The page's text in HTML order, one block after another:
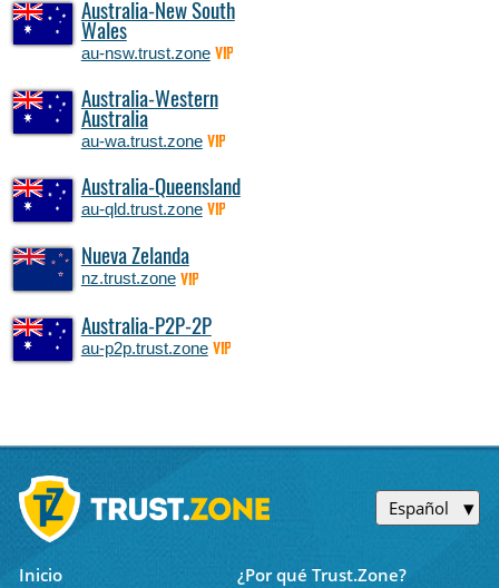
Australia-New South
Wales
au-nsw.trust.zone VIP
Australia-Western
Australia
au-wa.trust.zone VIP
Australia-Queensland
au-qld.trust.zone VIP
Nueva Zelanda
nz.trust.zone VIP
Australia-P2P-2P
au-p2p.trust.zone VIP
Español
Inicio
¿Por qué Trust.Zone?